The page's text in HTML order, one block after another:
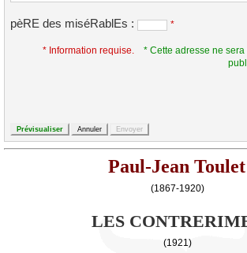
pèRE des miséRablEs : *
* Information requise.
* Cette adresse ne sera
Paul-Jean Toulet
(1867-1920)
LES
(1921)